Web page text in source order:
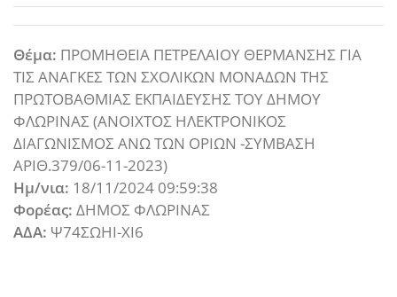
Θέμα: ΠΡΟΜΗΘΕΙΑ ΠΕΤΡΕΛΑΙΟΥ ΘΕΡΜΑΝΣΗΣ ΓΙΑ
ΤΙΣ ΑΝΑΓΚΕΣ ΤΩΝ ΣΧΟΛΙΚΩΝ ΜΟΝΑΔΩΝ ΤΗΣ
ΠΡΩΤΟΒΑΘΜΙΑΣ ΕΚΠΑΙΔΕΥΣΗΣ ΤΟΥ ΔΗΜΟΥ
ΦΛΩΡΙΝΑΣ (ΑΝΟΙΧΤΟΣ ΗΛΕΚΤΡΟΝΙΚΟΣ
ΔΙΑΓΩΝΙΣΜΟΣ ΑΝΩ ΤΩΝ ΟΡΙΩΝ -ΣΥΜΒΑΣΗ
ΑΡΙΘ.379/06-11-2023)
Ημ/νια: 18/11/2024 09:59:38
Φορέας: ΔΗΜΟΣ ΦΛΩΡΙΝΑΣ
ΑΔΑ: Ψ74ΣΩΗΙ-ΧΙ6